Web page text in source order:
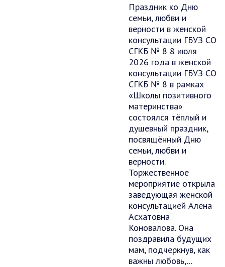
Праздник ко Дню
семьи, любви и
верности в женской
консультации ГБУЗ СО
СГКБ № 8 8 июля
2026 года в женской
консультации ГБУЗ СО
СГКБ № 8 в рамках
«Школы позитивного
материнства»
состоялся тёплый и
душевный праздник,
посвящённый Дню
семьи, любви и
верности.
Торжественное
мероприятие открыла
заведующая женской
консультацией Алёна
Асхатовна
Коновалова. Она
поздравила будущих
мам, подчеркнув, как
важны любовь,...